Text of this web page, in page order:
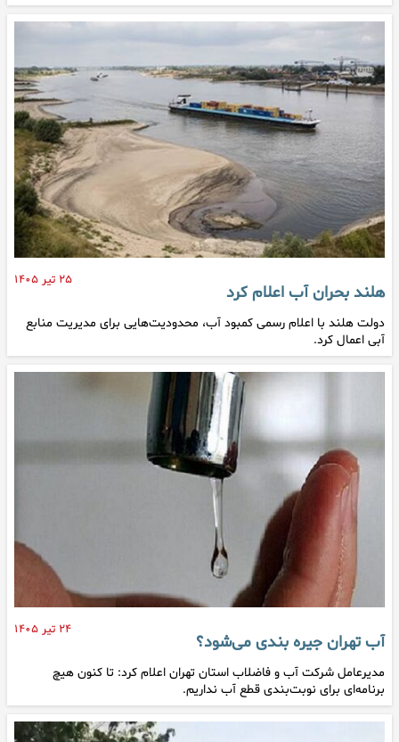
۲۵ تیر ۱۴۰۵
هلند بحران آب اعلام کرد
دولت هلند با اعلام رسمی کمبود آب، محدودیت‌هایی برای مدیریت منابع
آبی اعمال کرد.
۲۴ تیر ۱۴۰۵
آب تهران جیره بندی می‌شود؟
مدیرعامل شرکت آب و فاضلاب استان تهران اعلام کرد: تا کنون هیچ
برنامه‌ای برای نوبت‌بندی قطع آب نداریم.